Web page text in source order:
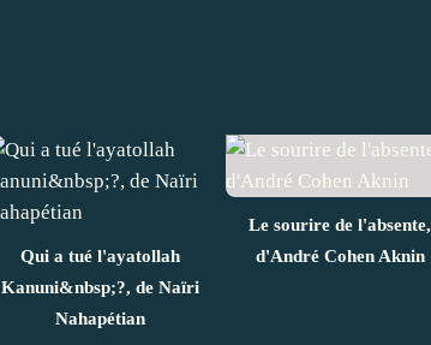
Qui a tué l'ayatollah
Kanuni&nbsp;?, de Naïri
Nahapétian
Le sourire de l'absente,
d'André Cohen Aknin